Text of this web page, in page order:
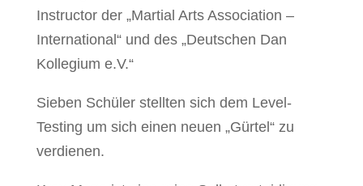
Instructor der „Martial Arts Association –
International“ und des „Deutschen Dan
Kollegium e.V.“
Sieben Schüler stellten sich dem Level-
Testing um sich einen neuen „Gürtel“ zu
verdienen.